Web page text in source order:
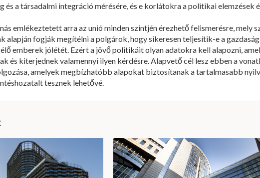
a társadalmi integráció mérésére, és e korlátokra a politikai elemzések
emlékeztetett arra az unió minden szintjén érezhető felismerésre, mely
alapján fogják megítélni a polgárok, hogy sikeresen teljesítik-e a
emberek jólétét. Ezért a jövő politikáit olyan adatokra kell alapozni,
és kiterjednek valamennyi ilyen kérdésre. Alapvető cél lesz ebben a
amelyek megbízhatóbb alapokat biztosítanak a tartalmasabb
tesznek lehetővé.